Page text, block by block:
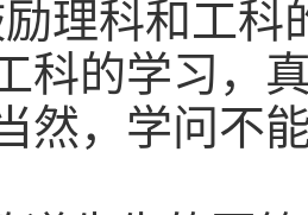
励理科和工科
科的学习，
然，学问不